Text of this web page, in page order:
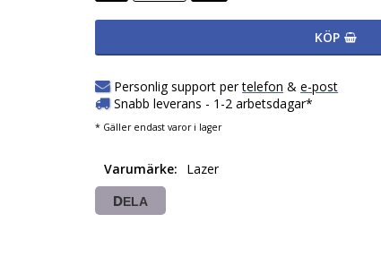
KÖP
Personlig support pertelefon &e-post
Snabb leverans - 1-2 arbetsdagar*
* Gäller endast varor i lager
Varumärke Lazer
DELA